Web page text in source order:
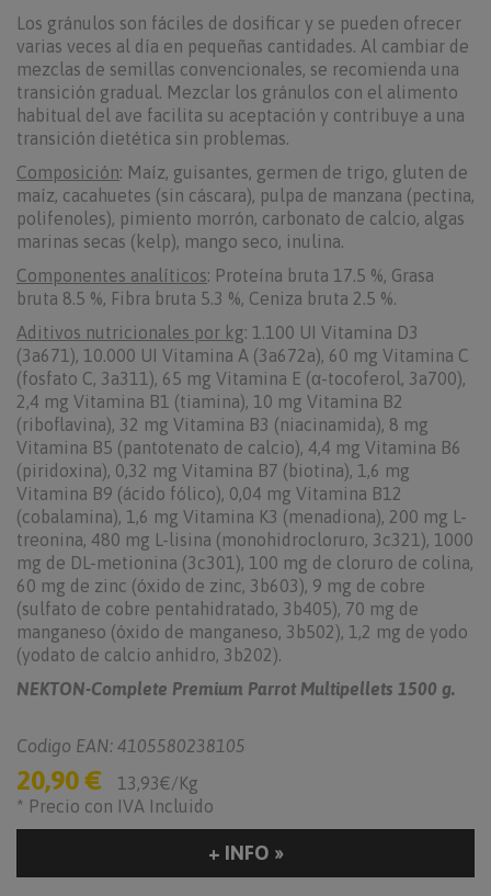
Los gránulos son fáciles de dosificar y se pueden ofrecer
varias veces al día en pequeñas cantidades. Al cambiar de
mezclas de semillas convencionales, se recomienda una
transición gradual. Mezclar los gránulos con el alimento
habitual del ave facilita su aceptación y contribuye a una
transición dietética sin problemas.
Composición: Maíz, guisantes, germen de trigo, gluten de
maíz, cacahuetes (sin cáscara), pulpa de manzana (pectina,
polifenoles), pimiento morrón, carbonato de calcio, algas
marinas secas (kelp), mango seco, inulina.
Componentes analíticos: Proteína bruta 17.5 %, Grasa
bruta 8.5 %, Fibra bruta 5.3 %, Ceniza bruta 2.5 %.
Aditivos nutricionales por kg: 1.100 UI Vitamina D3
(3a671), 10.000 UI Vitamina A (3a672a), 60 mg Vitamina C
(fosfato C, 3a311), 65 mg Vitamina E (α-tocoferol, 3a700),
2,4 mg Vitamina B1 (tiamina), 10 mg Vitamina B2
(riboflavina), 32 mg Vitamina B3 (niacinamida), 8 mg
Vitamina B5 (pantotenato de calcio), 4,4 mg Vitamina B6
(piridoxina), 0,32 mg Vitamina B7 (biotina), 1,6 mg
Vitamina B9 (ácido fólico), 0,04 mg Vitamina B12
(cobalamina), 1,6 mg Vitamina K3 (menadiona), 200 mg L-
treonina, 480 mg L-lisina (monohidrocloruro, 3c321), 1000
mg de DL-metionina (3c301), 100 mg de cloruro de colina,
60 mg de zinc (óxido de zinc, 3b603), 9 mg de cobre
(sulfato de cobre pentahidratado, 3b405), 70 mg de
manganeso (óxido de manganeso, 3b502), 1,2 mg de yodo
(yodato de calcio anhidro, 3b202).
NEKTON-Complete Premium Parrot Multipellets 1500 g.
Codigo EAN: 4105580238105
20,90 €
13,93€/Kg
* Precio con IVA Incluido
+ INFO »